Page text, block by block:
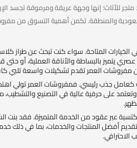
للأثاث؛ إنها وجهة عريقة ومرموقة تجسد
والمنطقة. تكمن أهمية التسوق من
الخيارات المتاحة. سواء كنت تبحث عن طراز
يتميز بالبساطة والأناقة العملية، أو
مفروشات العمر تقدم تشكيلات واسعة تلبي
كعامل جذب رئيسي. فمفروشات العمر تولي
وتعتمد على حرفية عالية في التصنيع
عبر عقود من الخدمة المتميزة. فقد بنت
أفضل المنتجات والخدمات، بما في ذلك
الاحترافي.